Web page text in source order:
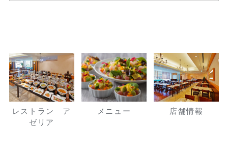
レストラン ア
ゼリア
メニュー 店舗情報